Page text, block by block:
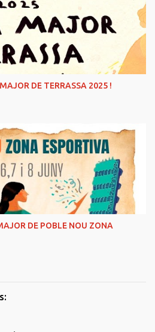
DE TERRASSA 2025 !
DE POBLE NOU ZONA